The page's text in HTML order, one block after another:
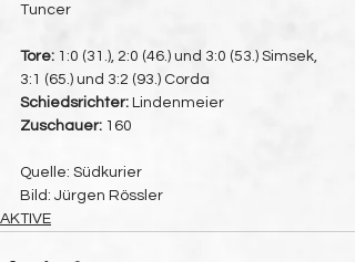
Tuncer
Tore: 1:0 (31.), 2:0 (46.) und 3:0 (53.) Simsek,
3:1 (65.) und 3:2 (93.) Corda
Schiedsrichter: Lindenmeier
Zuschauer: 160
Quelle: Südkurier
Bild: Jürgen Rössler
AKTIVE